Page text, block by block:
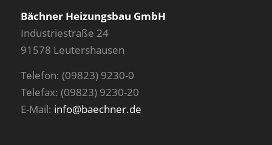
Bächner Heizungsbau GmbH
Industriestraße 24
91578 Leutershausen
Telefon: (09823) 9230-0
Telefax: (09823) 9230-20
E-Mail: info@baechner.de